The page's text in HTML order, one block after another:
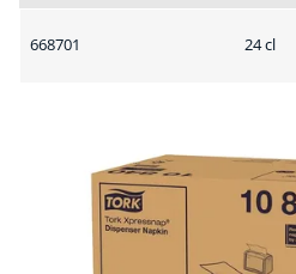
668701 24 cl